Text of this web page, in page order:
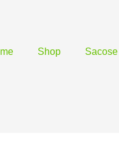
Shop Sacose